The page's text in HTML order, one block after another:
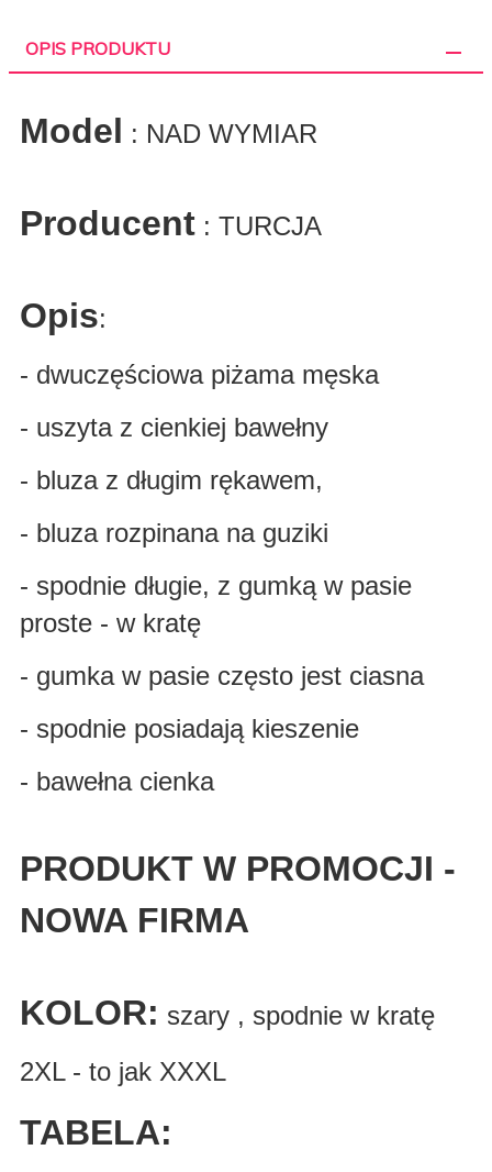
OPIS PRODUKTU
Model : NAD WYMIAR
Producent : TURCJA
Opis:
- dwuczęściowa piżama męska
- uszyta z cienkiej bawełny
- bluza z długim rękawem,
- bluza rozpinana na guziki
- spodnie długie, z gumką w pasie
proste - w kratę
- gumka w pasie często jest ciasna
- spodnie posiadają kieszenie
- bawełna cienka
PRODUKT W PROMOCJI -
NOWA FIRMA
KOLOR: szary , spodnie w kratę
2XL - to jak XXXL
TABELA: